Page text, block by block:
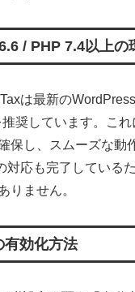
/ PHP 7.4以上の
は最新の
奨しています。こ
保し、スムーズな動
対応も完了している
りません。
有効化方法